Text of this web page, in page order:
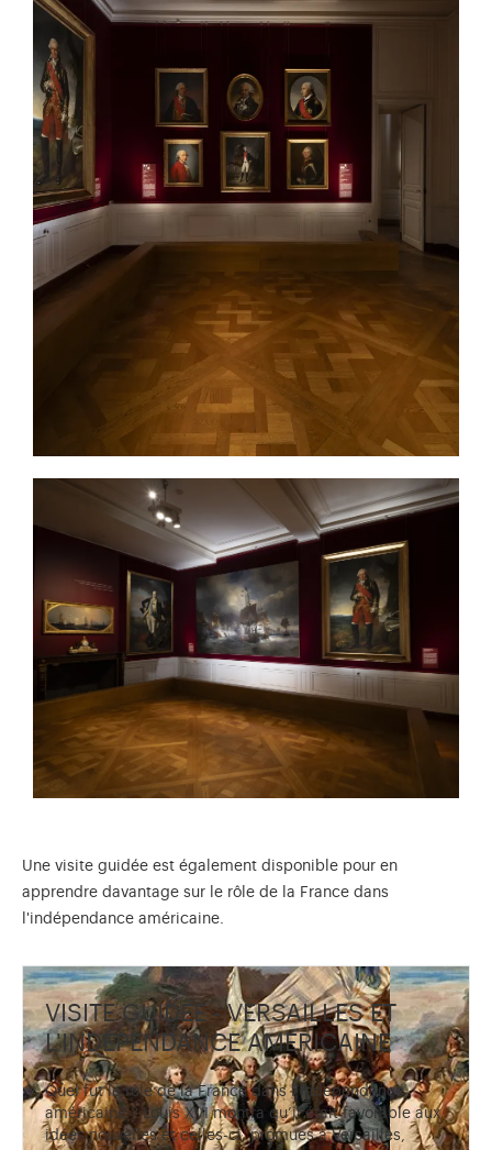
Une visite guidée est également disponible pour en
apprendre davantage sur le rôle de la France dans
l'indépendance américaine.
VISITE GUIDÉE - VERSAILLES ET
L'INDÉPENDANCE AMÉRICAINE
Quel fut le rôle de la France dans l’indépendance
américaine ? Louis XVI montra qu’il était favorable aux
idées nouvelles et celles-ci, promues à Versailles,